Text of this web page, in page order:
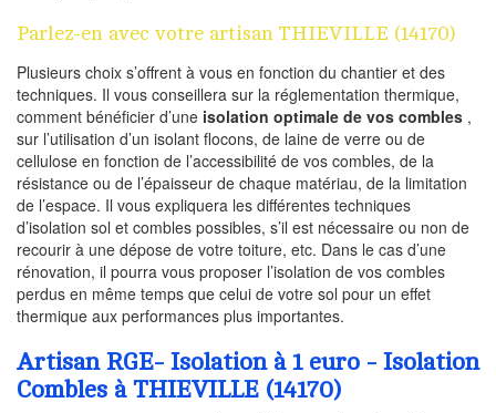
Parlez-en avec votre artisan THIEVILLE (14170)
Plusieurs choix s’offrent à vous en fonction du chantier et des
techniques. Il vous conseillera sur la réglementation thermique,
comment bénéficier d’une isolation optimale de vos combles ,
sur l’utilisation d’un isolant flocons, de laine de verre ou de
cellulose en fonction de l’accessibilité de vos combles, de la
résistance ou de l’épaisseur de chaque matériau, de la limitation
de l’espace. Il vous expliquera les différentes techniques
d’isolation sol et combles possibles, s’il est nécessaire ou non de
recourir à une dépose de votre toiture, etc. Dans le cas d’une
rénovation, il pourra vous proposer l’isolation de vos combles
perdus en même temps que celui de votre sol pour un effet
thermique aux performances plus importantes.
Artisan RGE- Isolation à 1 euro - Isolation
Combles à THIEVILLE (14170)